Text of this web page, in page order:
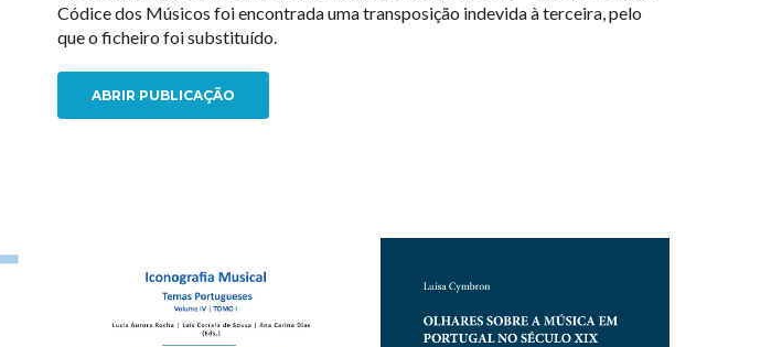
Códice dos Músicos foi encontrada uma transposição indevida à terceira, pelo
que o ficheiro foi substituído.
ABRIR PUBLICAÇÃO